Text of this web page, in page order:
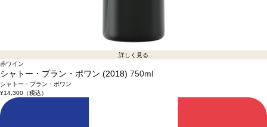
詳しく見る
赤ワイン
シャトー・プラン・ポワン (2018) 750ml
シャトー・プラン・ポワン
¥14,300（税込）